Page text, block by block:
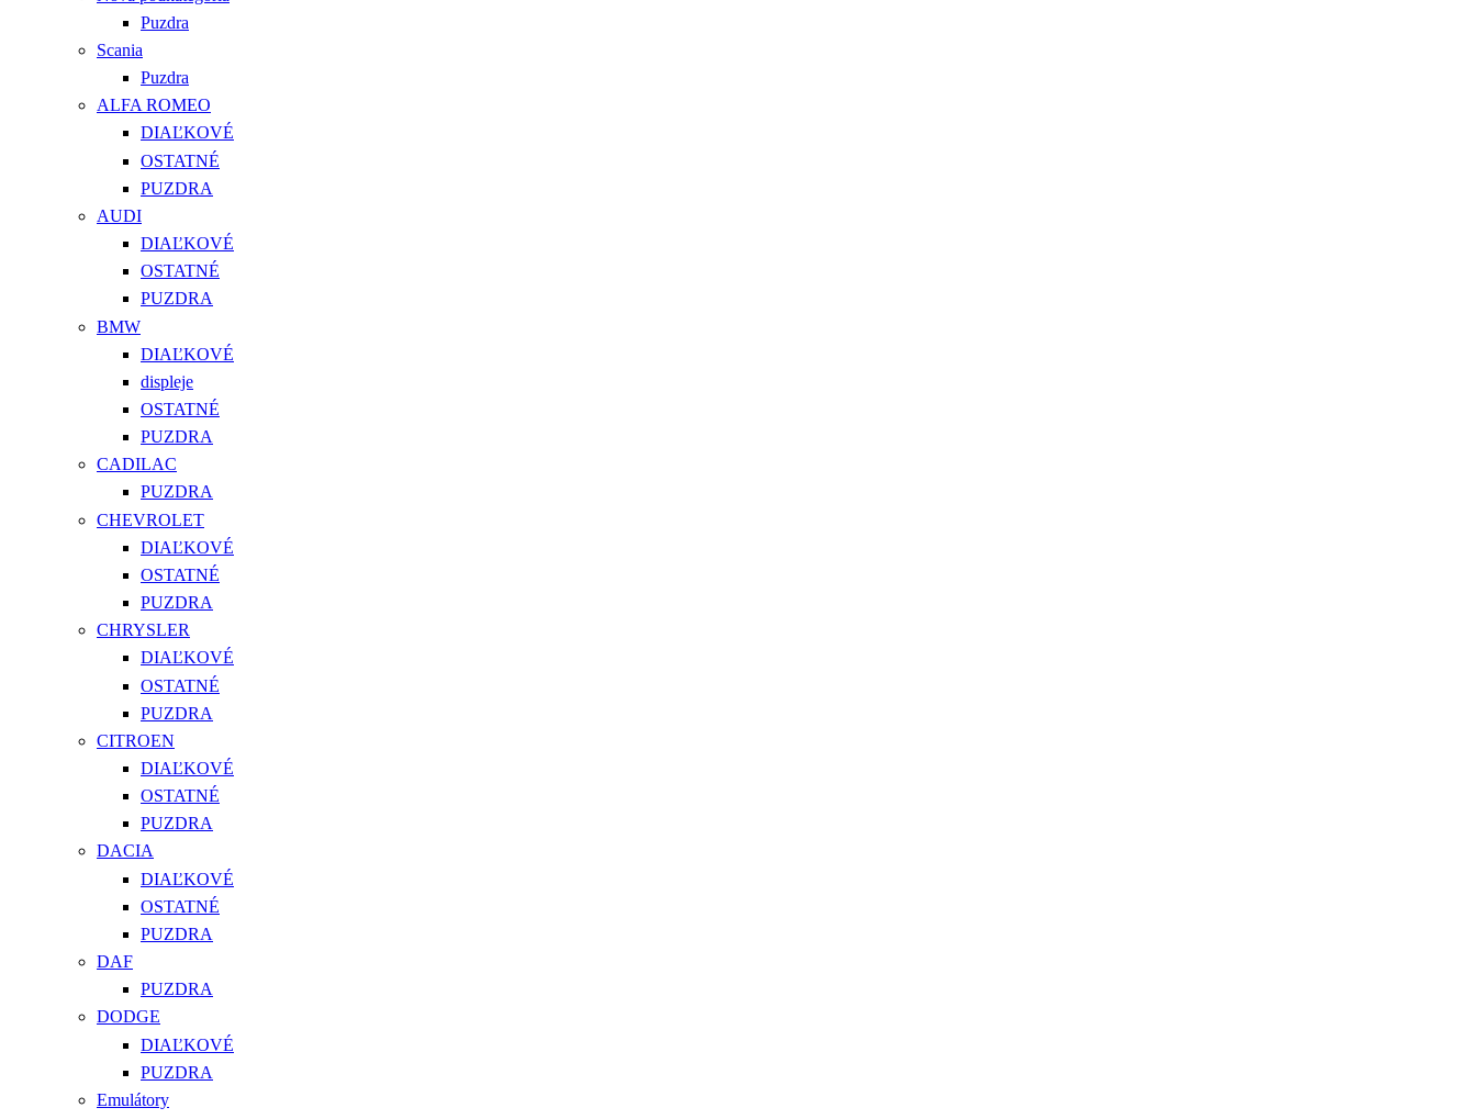
Puzdra
Scania
Puzdra
ALFA ROMEO
DIAĽKOVÉ
OSTATNÉ
PUZDRA
AUDI
DIAĽKOVÉ
OSTATNÉ
PUZDRA
BMW
DIAĽKOVÉ
displeje
OSTATNÉ
PUZDRA
CADILAC
PUZDRA
CHEVROLET
DIAĽKOVÉ
OSTATNÉ
PUZDRA
CHRYSLER
DIAĽKOVÉ
OSTATNÉ
PUZDRA
CITROEN
DIAĽKOVÉ
OSTATNÉ
PUZDRA
DACIA
DIAĽKOVÉ
OSTATNÉ
PUZDRA
DAF
PUZDRA
DODGE
DIAĽKOVÉ
PUZDRA
Emulátory